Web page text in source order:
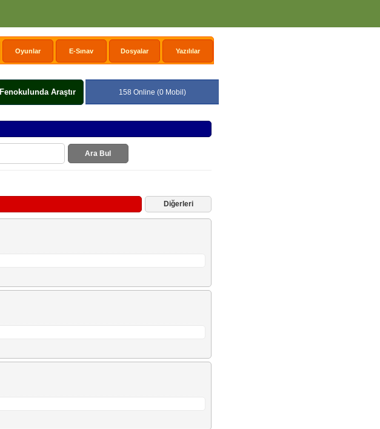
Oyunlar E-Sınav Dosyalar Yazılılar
Fenokulunda Araştır 158 Online (0 Mobil)
Ara Bul
Diğerleri